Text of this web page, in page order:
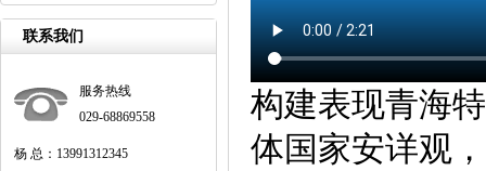
联系我们
服务热线
029-68869558
杨 总：13991312345
构建表现青海
体国家安详观